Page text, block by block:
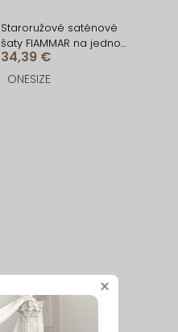
Staroružové saténové
šaty FIAMMAR na jedno
rameno
34,39 €
ONESIZE
Vyrobené v EÚ
×